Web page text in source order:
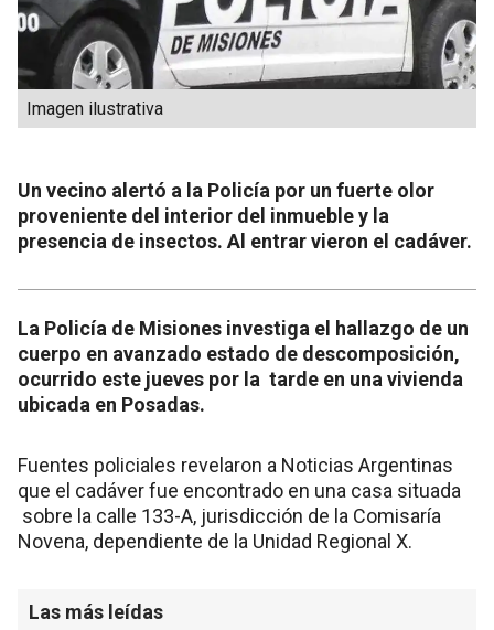
Imagen ilustrativa
Un vecino alertó a la Policía por un fuerte olor
proveniente del interior del inmueble y la
presencia de insectos. Al entrar vieron el cadáver.
La Policía de Misiones investiga el hallazgo de un
cuerpo en avanzado estado de descomposición,
ocurrido este jueves por la tarde en una vivienda
ubicada en Posadas.
Fuentes policiales revelaron a Noticias Argentinas
que el cadáver fue encontrado en una casa situada
sobre la calle 133-A, jurisdicción de la Comisaría
Novena, dependiente de la Unidad Regional X.
Las más leídas